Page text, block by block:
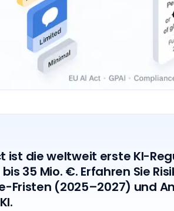
ist die weltweit erste KI-
35 Mio. €. Erfahren Sie
Fristen (2025–2027) und